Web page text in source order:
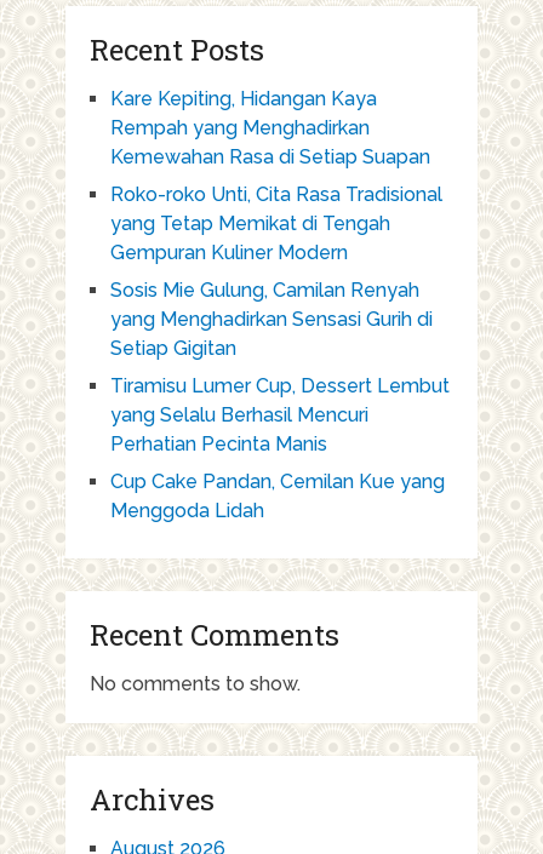
Recent Posts
Kare Kepiting, Hidangan Kaya
Rempah yang Menghadirkan
Kemewahan Rasa di Setiap Suapan
Roko-roko Unti, Cita Rasa Tradisional
yang Tetap Memikat di Tengah
Gempuran Kuliner Modern
Sosis Mie Gulung, Camilan Renyah
yang Menghadirkan Sensasi Gurih di
Setiap Gigitan
Tiramisu Lumer Cup, Dessert Lembut
yang Selalu Berhasil Mencuri
Perhatian Pecinta Manis
Cup Cake Pandan, Cemilan Kue yang
Menggoda Lidah
Recent Comments
No comments to show.
Archives
August 2026